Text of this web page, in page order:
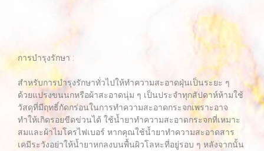
การบำรุงรักษา :
สำหรับการบำรุงรักษาทั่วไปให้ทำความสะอาดฝุ่นเป็นระยะ ๆ
ด้วยแปรงขนนกหรือผ้าสะอาดนุ่ม ๆ เป็นประจำทุกสัปดาห์ห้ามใช้
วัสดุที่มีฤทธิ์กัดกร่อนในการทำความสะอาดกระจกเพราะอาจ
ทำให้เกิดรอยขีดข่วนได้ ใช้น้ำยาทำความสะอาดกระจกที่เหมาะ
สมและผ้าไมโครไฟเบอร์ หากคุณใช้น้ำยาทำความสะอาดสาร
เคมีระวังอย่าให้น้ำยาหกลงบนพื้นผิวโลหะที่อยู่รอบ ๆ หลังจากนั้น